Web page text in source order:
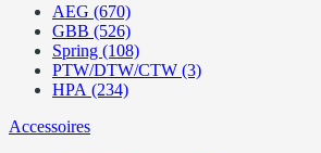
AEG (670)
GBB (526)
Spring (108)
PTW/DTW/CTW (3)
HPA (234)
Accessoires